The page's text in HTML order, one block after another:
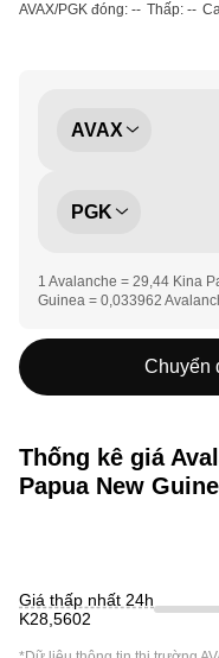
AVAX/PGK đóng: -- Thấp: --
AVAX
PGK
1 Avalanche = 29,44 Kina
Guinea = 0,033962
Chuyển
Thống kê giá
Papua New
Giá thấp nhất 24h
K28,5602